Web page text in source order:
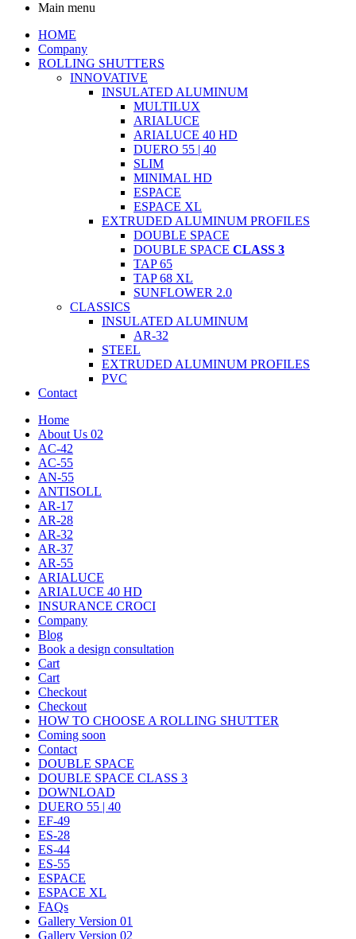
Main menu
HOME
Company
ROLLING SHUTTERS
INNOVATIVE
INSULATED ALUMINUM
MULTILUX
ARIALUCE
ARIALUCE 40 HD
DUERO 55 | 40
SLIM
MINIMAL HD
ESPACE
ESPACE XL
EXTRUDED ALUMINUM PROFILES
DOUBLE SPACE
DOUBLE SPACE CLASS 3
TAP 65
TAP 68 XL
SUNFLOWER 2.0
CLASSICS
INSULATED ALUMINUM
AR-32
STEEL
EXTRUDED ALUMINUM PROFILES
PVC
Contact
Home
About Us 02
AC-42
AC-55
AN-55
ANTISOLL
AR-17
AR-28
AR-32
AR-37
AR-55
ARIALUCE
ARIALUCE 40 HD
INSURANCE CROCI
Company
Blog
Book a design consultation
Cart
Cart
Checkout
Checkout
HOW TO CHOOSE A ROLLING SHUTTER
Coming soon
Contact
DOUBLE SPACE
DOUBLE SPACE CLASS 3
DOWNLOAD
DUERO 55 | 40
EF-49
ES-28
ES-44
ES-55
ESPACE
ESPACE XL
FAQs
Gallery Version 01
Gallery Version 02